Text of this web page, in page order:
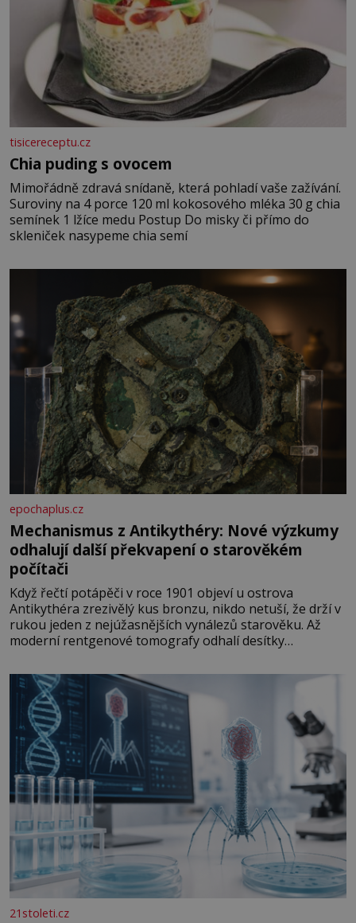
tisicereceptu.cz
Chia puding s ovocem
Mimořádně zdravá snídaně, která pohladí vaše zažívání.
Suroviny na 4 porce 120 ml kokosového mléka 30 g chia
semínek 1 lžíce medu Postup Do misky či přímo do
skleniček nasypeme chia semí
epochaplus.cz
Mechanismus z Antikythéry: Nové výzkumy
odhalují další překvapení o starověkém
počítači
Když řečtí potápěči v roce 1901 objeví u ostrova
Antikythéra zrezivělý kus bronzu, nikdo netuší, že drží v
rukou jeden z nejúžasnějších vynálezů starověku. Až
moderní rentgenové tomografy odhalí desítky
Antikythéry je dnes považován za nejstarší známý
analogový počítač na světě. Přesto ani po více než sto
letech výzkumu
21stoleti.cz